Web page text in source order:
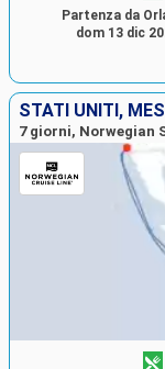
Partenza da
dom 13 dic
STATI UNITI,
7 giorni, Norwegian